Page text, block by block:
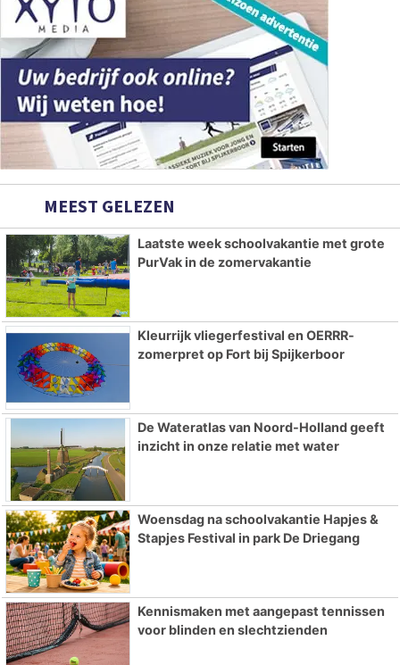
MEEST GELEZEN
Laatste week schoolvakantie met grote
PurVak in de zomervakantie
Kleurrijk vliegerfestival en OERRR-
zomerpret op Fort bij Spijkerboor
De Wateratlas van Noord-Holland geeft
inzicht in onze relatie met water
Woensdag na schoolvakantie Hapjes &
Stapjes Festival in park De Driegang
Kennismaken met aangepast tennissen
voor blinden en slechtzienden